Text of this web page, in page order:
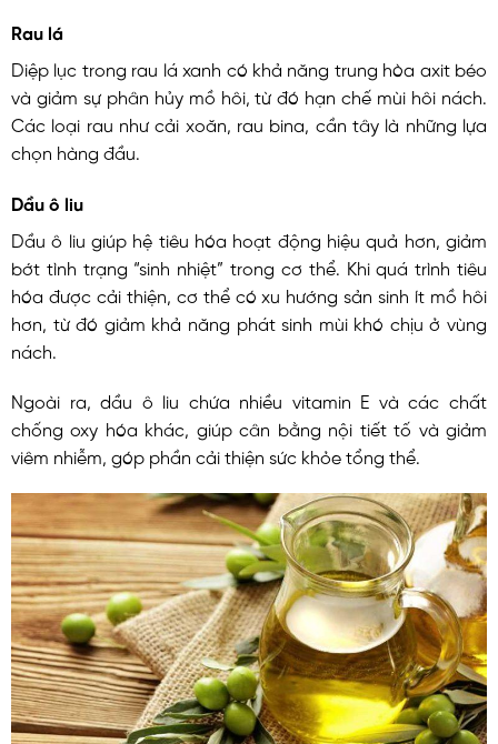
Rau lá
Diệp lục trong rau lá xanh có khả năng trung hòa axit béo
và giảm sự phân hủy mồ hôi, từ đó hạn chế mùi hôi nách.
Các loại rau như cải xoăn, rau bina, cần tây là những lựa
chọn hàng đầu.
Dầu ô liu
Dầu ô liu giúp hệ tiêu hóa hoạt động hiệu quả hơn, giảm
bớt tình trạng “sinh nhiệt” trong cơ thể. Khi quá trình tiêu
hóa được cải thiện, cơ thể có xu hướng sản sinh ít mồ hôi
hơn, từ đó giảm khả năng phát sinh mùi khó chịu ở vùng
nách.
Ngoài ra, dầu ô liu chứa nhiều vitamin E và các chất
chống oxy hóa khác, giúp cân bằng nội tiết tố và giảm
viêm nhiễm, góp phần cải thiện sức khỏe tổng thể.